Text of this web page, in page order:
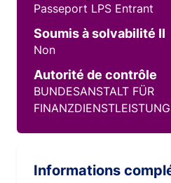
Passeport LPS Entrant
Soumis à solvabilité II
Non
Autorité de contrôle
BUNDESANSTALT FÜR
Informations